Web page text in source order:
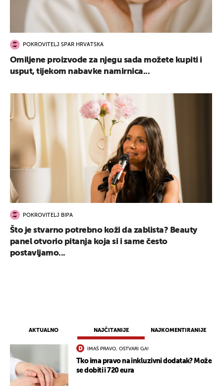
AKTUALNO NAJČITANIJE NAJKOMENTIRANIJE
IMAŠ PRAVO, OSTVARI GA!
Tko ima pravo na inkluzivni dodatak? Može
se dobiti i 720 eura
POKROVITELJ SPAR HRVATSKA
Omiljene proizvode za njegu sada možete kupiti i
usput, tijekom nabavke namirnica...
POKROVITELJ BIPA
Što je stvarno potrebno koži da zablista? Beauty
panel otvorio pitanja koja si i same često
postavljamo...